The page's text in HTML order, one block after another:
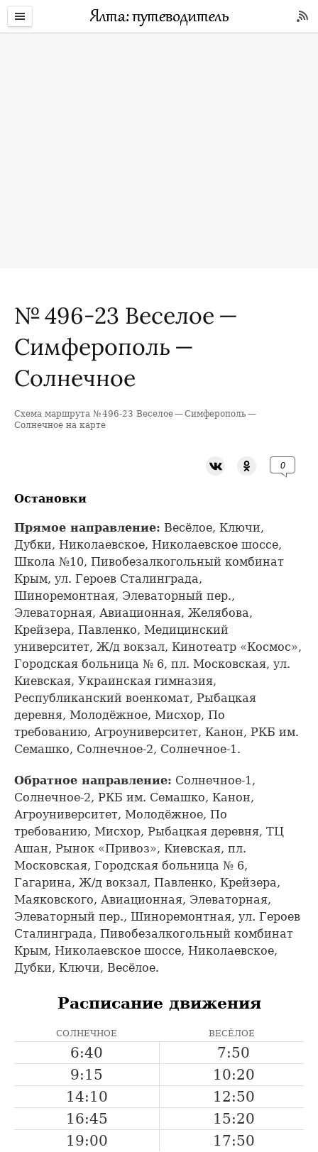
№ 496-23 Веселое —
Симферополь —
Солнечное
+
Схема маршрута № 496-23 Веселое — Симферополь —
Солнечное на карте
0
Остановки
Прямое направление: Весёлое, Ключи,
Дубки, Николаевское, Николаевское шоссе,
Школа №10, Пивобезалкогольный комбинат
Крым, ул. Героев Сталинграда,
Шиноремонтная, Элеваторный пер.,
Элеваторная, Авиационная, Желябова,
Крейзера, Павленко, Медицинский
университет, Ж/д вокзал, Кинотеатр «Космос»,
Городская больница № 6, пл. Московская, ул.
Киевская, Украинская гимназия,
Республиканский военкомат, Рыбацкая
деревня, Молодёжное, Мисхор, По
требованию, Агроуниверситет, Канон, РКБ им.
Семашко, Солнечное-2, Солнечное-1.
Обратное направление: Солнечное-1,
Солнечное-2, РКБ им. Семашко, Канон,
Агроуниверситет, Молодёжное, По
требованию, Мисхор, Рыбацкая деревня, ТЦ
Ашан, Рынок «Привоз», Киевская, пл.
Московская, Городская больница № 6,
Гагарина, Ж/д вокзал, Павленко, Крейзера,
Маяковского, Авиационная, Элеваторная,
Элеваторный пер., Шиноремонтная, ул. Героев
Сталинграда, Пивобезалкогольный комбинат
Крым, Николаевское шоссе, Николаевское,
Дубки, Ключи, Весёлое.
Расписание движения
СОЛНЕЧНОЕ ВЕСЁЛОЕ
6:40
7:50
9:15
10:20
14:10
12:50
16:45
15:20
19:00
17:50